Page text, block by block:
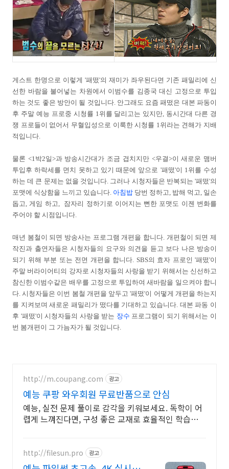
게스트 한명으로 이렇게 '패떴'의 재미가 좌우된다면 기존 패밀리에 신
선한 바람을 불어넣는 차원에서 이범수를 김종국 대신 고정으로 투입
하는 것도 좋은 방안이 될 것입니다. 안그래도 요즘 패떴은 대본 파동이
후 주말 예능 프로중 시청률 1위를 달리고는 있지만, 동시간대 다른 경
쟁 프로들이 없어서 무혈입성으로 이룩한 시청률 1위라는 견해가 지배
적입니다.
물론 <1박2일>과 방송시간대가 조금 겹치지만 <우결>이 새로운 맴버
투입후 하락세를 면치 못하고 있기 때문에 앞으로 '패떴'이 1위를 수성
하는 데 큰 문제는 없을 것입니다. 그러나 시청자들은 반복되는 '패떴'의
포맷에 식상함을 느끼고 있습니다. 아침밥 당번 정하고, 밥해 먹고, 일손
돕고, 게임 하고, 잠자리 정하기로 이어지는 뻔한 포맷도 이젠 변화를
주어야 할 시점입니다.
매년 봄철이 되면 방송사는 프로그램 개편을 합니다. 개편철이 되면 제
작진과 출연자들은 시청자들의 요구와 의견을 듣고 보다 나은 방송이
되기 위해 부분 또는 전면 개편을 합니다. SBS의 효자 프로인 '패떴'이
주말 버라이어티의 강자로 시청자들의 사랑을 받기 위해서는 신선하고
참신한 이범수같은 배우를 고정으로 투입하여 새바람을 일으켜야 합니
다. 시청자들은 이번 봄철 개편을 앞두고 '패떴'이 어떻게 개편을 하는지
를 지켜보며 새로운 패밀리가 떴다를 기대하고 있습니다. 대본 파동 이
후 '패떴'이 시청자들의 사랑을 받는 장수 프로그램이 되기 위해서는 이
번 봄개편이 그 가늠자가 될 것입니다.
http://m.coupang.com 광고
예능 쿠팡 와우회원 무료반품으로 안심
예능, 실전 문제 풀이로 감각을 키워보세요. 독학이 어
렵게 느껴진다면, 구성 좋은 교재로 효율적인 학습을
http://filesun.pro 광고